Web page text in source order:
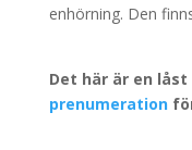
enhörning. Den
Det här är en
prenumeration